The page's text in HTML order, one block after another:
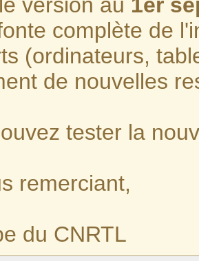
complète de
(ordinateurs,
de nouvelles
tester la
remerciant,
du CNRTL